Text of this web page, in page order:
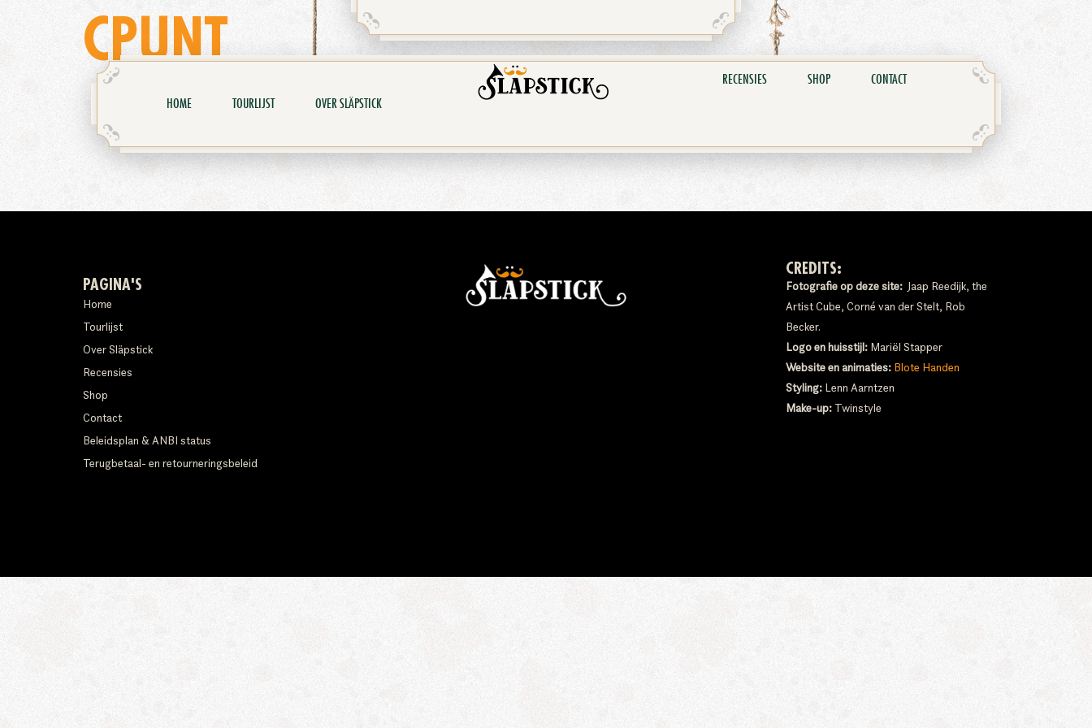
HOME TOURLIJST OVER SLÄPSTICK
RECENSIES SHOP CONTACT
CPUNT
PAGINA'S
Home
Tourlijst
Over Släpstick
Recensies
Shop
Contact
Beleidsplan & ANBI status
Terugbetaal- en retourneringsbeleid
CREDITS:
Fotografie op deze site: Jaap Reedijk, the
Artist Cube, Corné van der Stelt, Rob
Becker.
Logo en huisstijl: Mariël Stapper
Website en animaties: Blote Handen
Styling: Lenn Aarntzen
Make-up: Twinstyle